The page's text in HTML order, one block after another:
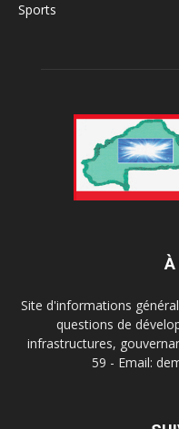
Sports
À
Site d'informations
questions de
infrastructures,
59 - Email: